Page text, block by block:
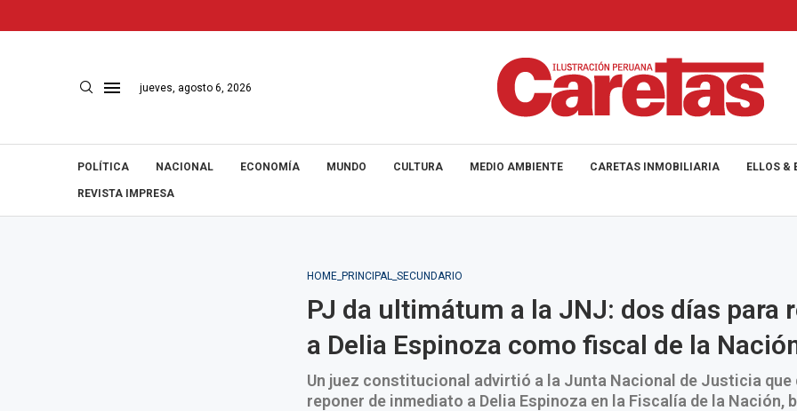
jueves, agosto 6, 2026
POLÍTICA NACIONAL ECONOMÍA MUNDO CULTURA MEDIO AMBIENTE CARETAS INMOBILIARIA ELLOS &
REVISTA IMPRESA
HOME_PRINCIPAL_SECUNDARIO
PJ da ultimátum a la JNJ: dos días para
a Delia Espinoza como fiscal de la
Un juez constitucional advirtió a la Junta Nacional de Justicia que
reponer de inmediato a Delia Espinoza en la Fiscalía de la Nación,